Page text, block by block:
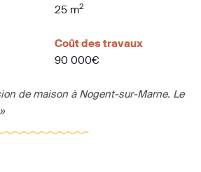
25 m2
Coût des travaux
90 000€
de maison à Nogent-sur-Marne. Le